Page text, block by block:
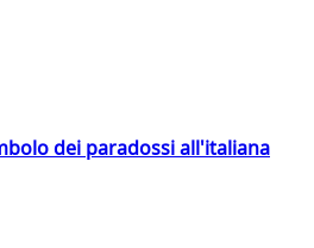
dei paradossi all'italiana